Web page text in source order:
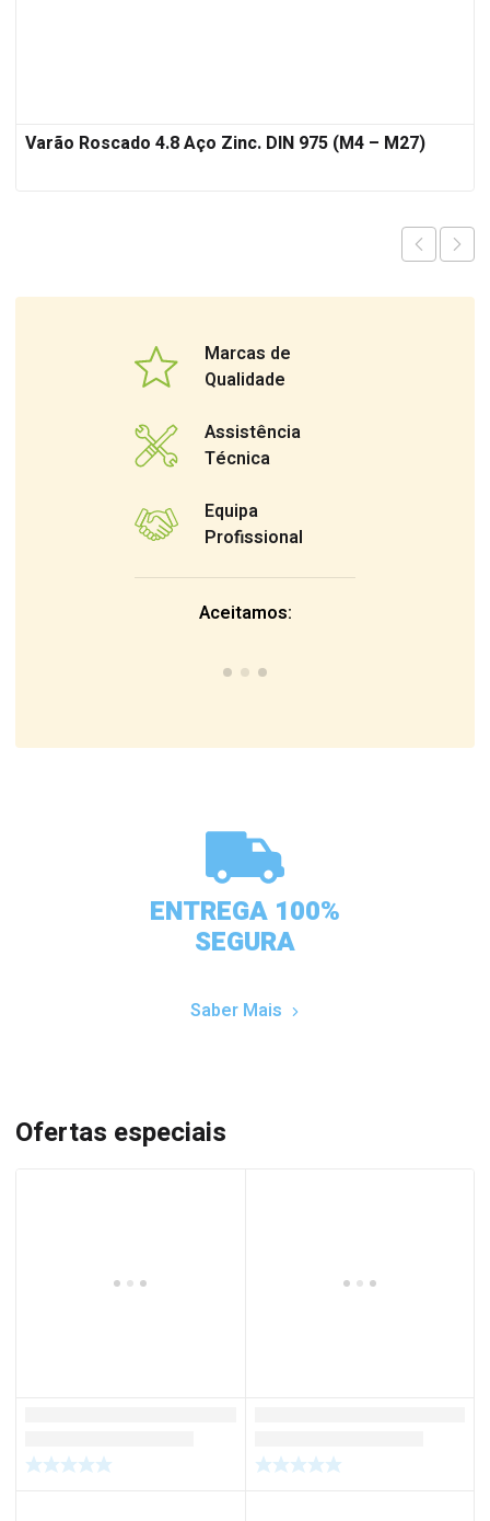
Varão Roscado 4.8 Aço Zinc. DIN 975 (M4 – M27)
Marcas de
Qualidade
Assistência
Técnica
Equipa
Profissional
Aceitamos:
ENTREGA 100%
SEGURA
Saber Mais
Ofertas especiais